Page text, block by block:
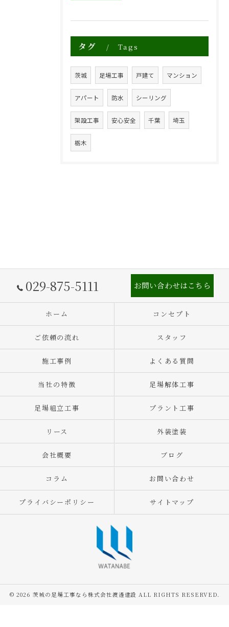
タグ Tags
茨城 足場工事 戸建て マンション
アパート 防水 シーリング
架設工事 安心安全 千葉 埼玉
栃木
029-875-5111 お問い合わせはこちら
ホーム コンセプト
ご依頼の流れ スタッフ
施工事例 よくある質問
当社の特徴 足場解体工事
足場組立工事 プラント工事
リース 外装塗装
会社概要 ブログ
コラム お問い合わせ
プライバシーポリシー サイトマップ
© 2026 茨城の足場工事なら株式会社渡邊建設 ALL RIGHTS RESERVED.